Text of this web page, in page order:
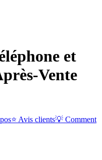
et
Vente
⭐ Avis clients💡 Comment